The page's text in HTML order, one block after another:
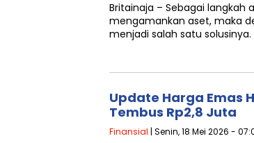
Britainaja – Sebagai langkah
mengamankan aset, maka
menjadi salah satu
Update Harga Emas
Tembus Rp2,8 Juta
Finansial | Senin, 18 Mei 2026 -